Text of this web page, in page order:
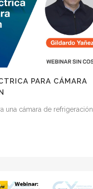
PARA CÁMARA
una cámara de refrigeración,